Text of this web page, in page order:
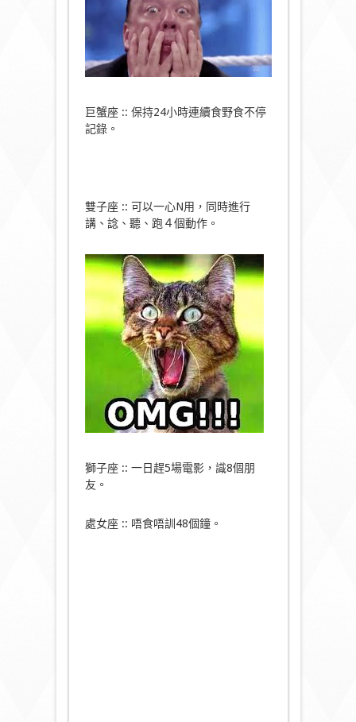
巨蟹座 :: 保持24小時連續食野食不停
記錄。
雙子座 :: 可以一心N用，同時進行
講、諗、聽、跑４個動作。
獅子座 :: 一日趕5場電影，識8個朋
友。
處女座 :: 唔食唔訓48個鐘。